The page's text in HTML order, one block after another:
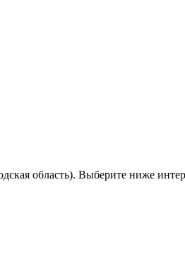
область). Выберите ниже